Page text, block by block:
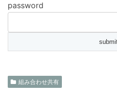
password
組み合わせ共有